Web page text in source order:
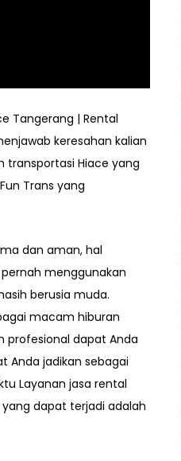
Tangerang | Rental
keresahan kalian
transportasi Hiace yang
Trans yang
dan aman, hal
menggunakan
berusia muda.
macam hiburan
profesional dapat Anda
Anda jadikan sebagai
Layanan jasa rental
yang dapat terjadi adalah